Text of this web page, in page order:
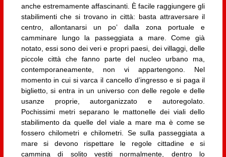
anche estremamente affascinanti. È facile raggiungere gli
stabilimenti che si trovano in città: basta attraversare il
centro, allontanarsi un po’ dalla zona portuale e
camminare lungo la passeggiata a mare. Come già
notato, essi sono dei veri e propri paesi, dei villaggi, delle
piccole città che fanno parte del nucleo urbano ma,
contemporaneamente, non vi appartengono. Nel
momento in cui si varca il cancello d’ingresso e si paga il
biglietto, si entra in un universo con delle regole e delle
usanze proprie, autorganizzato e autoregolato.
Pochissimi metri separano le mattonelle dei viali dello
stabilimento da quelle del viale a mare ma è come se
fossero chilometri e chilometri. Se sulla passeggiata a
mare si devono rispettare le regole cittadine e si
cammina di solito vestiti normalmente, dentro lo